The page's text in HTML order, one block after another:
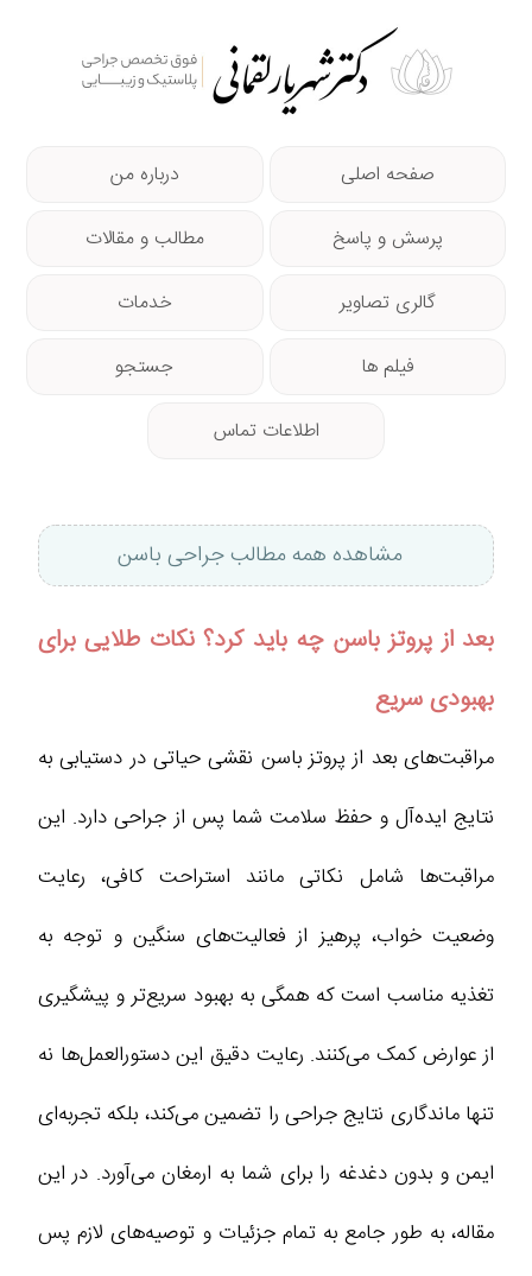
صفحه اصلی درباره من
پرسش و پاسخ مطالب و مقالات
گالری تصاویر خدمات
فیلم ها جستجو
اطلاعات تماس
مشاهده همه مطالب جراحی باسن
بعد از پروتز باسن چه باید کرد؟ نکات طلایی برای
بهبودی سریع
مراقبت‌های بعد از پروتز باسن نقشی حیاتی در دستیابی به
نتایج ایده‌آل و حفظ سلامت شما پس از جراحی دارد. این
مراقبت‌ها شامل نکاتی مانند استراحت کافی، رعایت
وضعیت خواب، پرهیز از فعالیت‌های سنگین و توجه به
تغذیه مناسب است که همگی به بهبود سریع‌تر و پیشگیری
از عوارض کمک می‌کنند. رعایت دقیق این دستورالعمل‌ها نه
تنها ماندگاری نتایج جراحی را تضمین می‌کند، بلکه تجربه‌ای
ایمن و بدون دغدغه را برای شما به ارمغان می‌آورد. در این
مقاله، به طور جامع به تمام جزئیات و توصیه‌های لازم پس